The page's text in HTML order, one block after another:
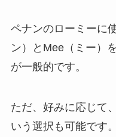
ペナンのローミーに
ン）とMee（ミー）
が一般的です。
ただ、好みに応じて
いう選択も可能です。